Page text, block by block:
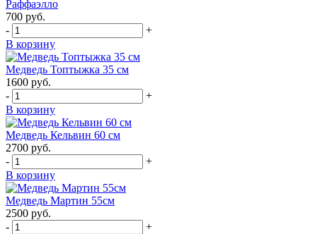
Раффаэлло
700 руб.
-
+
В корзину
Медведь Топтыжка 35 см
1600 руб.
-
+
В корзину
Медведь Кельвин 60 см
2700 руб.
-
+
В корзину
Медведь Мартин 55см
2500 руб.
-
+